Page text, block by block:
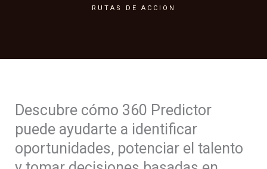
RUTAS DE ACCION
Descubre cómo 360 Predictor
puede ayudarte a identificar
oportunidades, potenciar el talento